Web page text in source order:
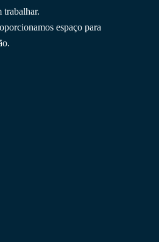
trabalhar.
espaço para